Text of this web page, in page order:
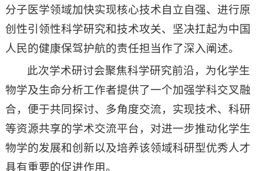
分子医学领域加快实现核心技术自立自强、进行原
创性引领性科学研究和技术攻关、坚决扛起为中国
人民的健康保驾护航的责任担当作了深入阐述。
此次学术研讨会聚焦科学研究前沿，为化学生
物学及生命分析工作者提供了一个加强学科交叉融
合，便于共同探讨、多角度交流，实现技术、科研
等资源共享的学术交流平台，对进一步推动化学生
物学的发展和创新以及培养该领域科研型优秀人才
具有重要的促进作用。